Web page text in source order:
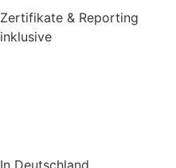
Zertifikate & Reporting
inklusive
In Deutschland